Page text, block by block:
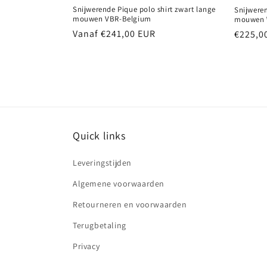
Snijwerende Pique polo shirt zwart lange
mouwen VBR-Belgium
Normale
Vanaf €241,00 EUR
mouwen
Quick links
Leveringstijden
Algemene voorwaarden
Retourneren en voorwaarden
Terugbetaling
Privacy